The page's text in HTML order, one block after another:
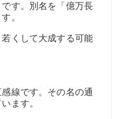
す。別名を「億万長
。
くして大成する可能
線です。その名の通
ます。